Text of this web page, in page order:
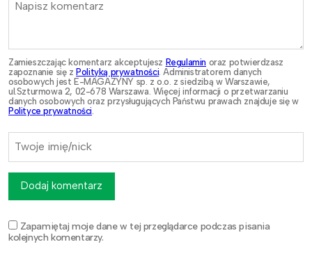
Zamieszczając komentarz akceptujesz Regulamin oraz potwierdzasz
zapoznanie się z Polityką prywatności. Administratorem danych
osobowych jest E-MAGAZYNY sp. z o.o. z siedzibą w Warszawie,
ul.Szturmowa 2, 02-678 Warszawa. Więcej informacji o przetwarzaniu
danych osobowych oraz przysługujących Państwu prawach znajduje się w
Polityce prywatności.
Zapamiętaj moje dane w tej przeglądarce podczas pisania
kolejnych komentarzy.
Dodaj komentarz